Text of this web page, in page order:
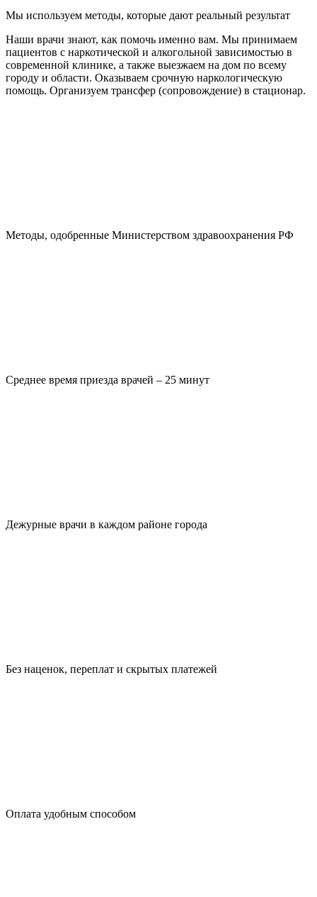
Мы используем методы, которые дают реальный результат
Наши врачи знают, как помочь именно вам. Мы принимаем
пациентов с наркотической и алкогольной зависимостью в
современной клинике, а также выезжаем на дом по всему
городу и области. Оказываем срочную наркологическую
помощь. Организуем трансфер (сопровождение) в стационар.
Методы, одобренные Министерством здравоохранения РФ
Среднее время приезда врачей – 25 минут
Дежурные врачи в каждом районе города
Без наценок, переплат и скрытых платежей
Оплата удобным способом